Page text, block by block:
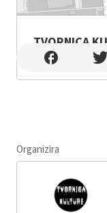
TVORNICA
TVORNICA KULTURE
Organizira